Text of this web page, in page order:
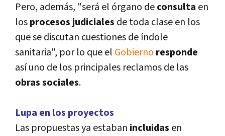
Pero, además, "será el órgano deconsulta en
losprocesos judiciales de toda clase en los
que se discutan cuestiones de í­ndole
sanitaria", por lo que el Gobierno responde
así­ uno de los principales reclamos de las
obras sociales.
Lupa en los proyectos
Las propuestas ya estaban incluidas en